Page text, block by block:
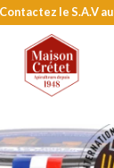
le S.A.V au